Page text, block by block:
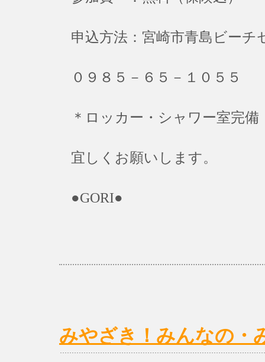
申込方法：宮崎市青島ビーチ
０９８５－６５－１０５５
＊ロッカー・シャワー室完備
宜しくお願いします。
●GORI●
みやざき！みんなの・